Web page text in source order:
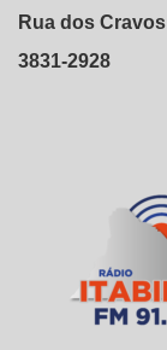
Rua dos
3831-2928